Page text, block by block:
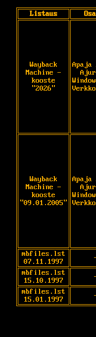
Listaus
Wayback
Machine -
kooste
"2026"
Wayback
Machine -
kooste
"09.01.2005"
mbfiles.lst
07.11.1997
mbfiles.lst
15.10.1997
mbfiles.lst
15.01.1997